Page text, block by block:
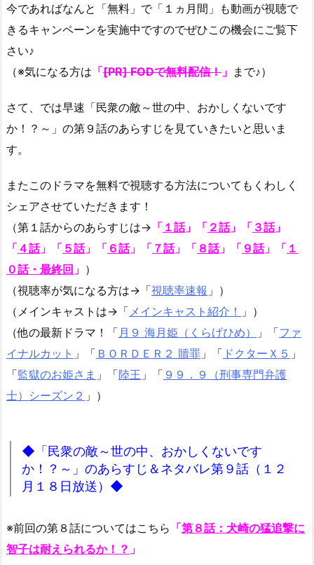
今であればなんと「無料」で「１ヵ月間」も動画が視聴で
きるキャンペーンを実施中ですのでぜひこの機会にご覧下
さい♪
（※気になる方は 「[PR] FODで無料配信！ 」 まで♪）
さて、では早速「民衆の敵～世の中、おかしくないです
か！？～」の第９話のあらすじを見ていきたいと思いま
す。
またこのドラマを無料で視聴する方法についてもくわしく
シェアさせていただきます！
（第１話からのあらすじは→ 「 １話」「 ２話」「 ３話」
「 ４話」「 ５話」「 ６話」「 ７話」「 ８話」「 ９話」「 １
０話・最終回 」 ）
（視聴率が気になる方は→「視聴率速報 」）
（メインキャストは→「 メインキャスト紹介！ 」）
（他の最新ドラマ！「 月９ 海月姫（くらげひめ） 」「ファ
イナルカット 」「 ＢＯＲＤＥＲ２ 贖罪 」「 ドクターＸ５ 」
「監獄のお姫さま 」「陸王 」「 ９９．９（刑事専門弁護
士）シーズン２ 」）
◆「民衆の敵～世の中、おかしくないです
か！？～」のあらすじ＆ネタバレ第９話（１２
月１８日放送）◆
※前回の第８話についてはこちら 「第８話：犬崎の猛追撃に
智子は耐えられるか！？ 」